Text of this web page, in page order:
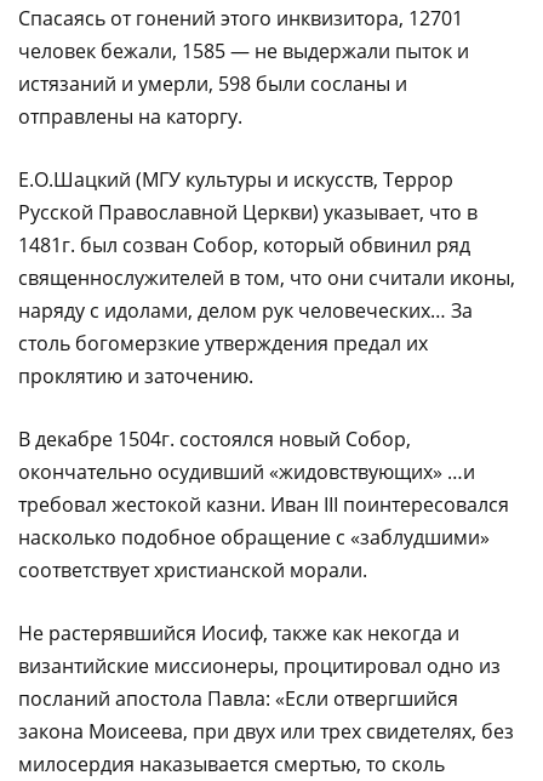
Спасаясь от гонений этого инквизитора, 12701
человек бежали, 1585 — не выдержали пыток и
истязаний и умерли, 598 были сосланы и
отправлены на каторгу.
Е.О.Шацкий (МГУ культуры и искусств, Террор
Русской Православной Церкви) указывает, что в
1481г. был созван Собор, который обвинил ряд
священнослужителей в том, что они считали иконы,
наряду с идолами, делом рук человеческих… За
столь богомерзкие утверждения предал их
проклятию и заточению.
В декабре 1504г. состоялся новый Собор,
окончательно осудивший «жидовствующих» …и
требовал жестокой казни. Иван III поинтересовался
насколько подобное обращение с «заблудшими»
соответствует христианской морали.
Не растерявшийся Иосиф, также как некогда и
византийские миссионеры, процитировал одно из
посланий апостола Павла: «Если отвергшийся
закона Моисеева, при двух или трех свидетелях, без
милосердия наказывается смертью, то сколь